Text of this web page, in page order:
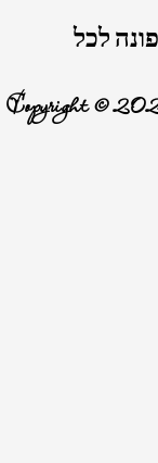
לכל
Copyright ©